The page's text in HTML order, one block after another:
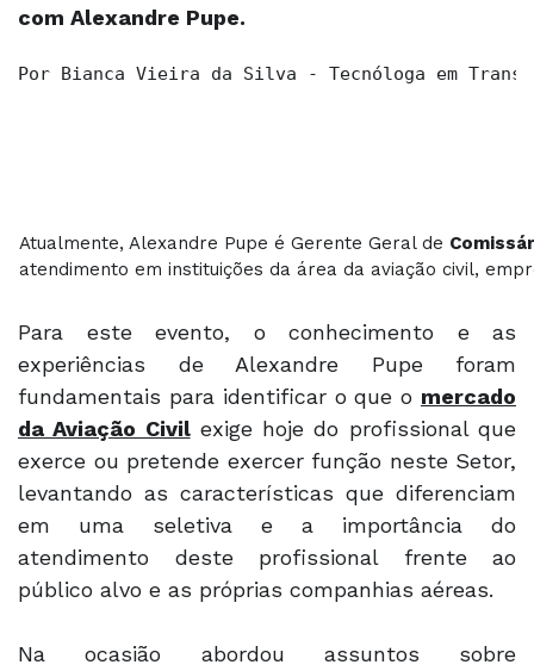
com Alexandre Pupe.
Por Bianca Vieira da Silva - Tecnóloga em
Atualmente, Alexandre Pupe é Gerente Geral de
atendimento em instituições da área da aviação civil,
Para este evento, o conhecimento e as
experiências de Alexandre Pupe foram
fundamentais para identificar o que o mercado
da Aviação Civilexige hoje do profissional que
exerce ou pretende exercer função neste Setor,
levantando as características que diferenciam
em uma seletiva e a importância do
atendimento deste profissional frente ao
público alvo e as próprias companhias aéreas.
Na ocasião abordou assuntos sobre